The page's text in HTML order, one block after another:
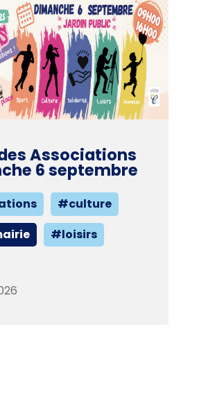
Associations
6 septembre
#culture
#loisirs